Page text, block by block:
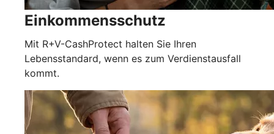
Einkommensschutz
Mit R+V-CashProtect halten Sie Ihren
Lebensstandard, wenn es zum Verdienstausfall
kommt.